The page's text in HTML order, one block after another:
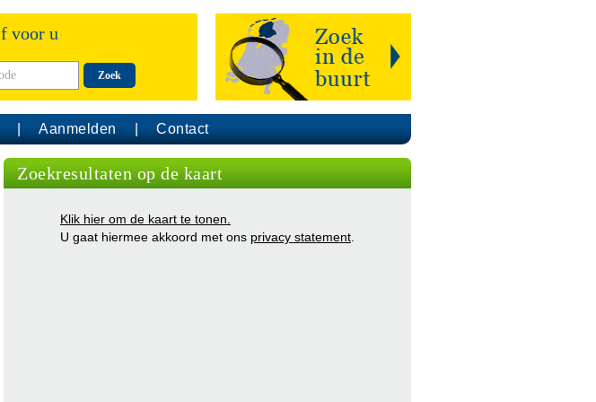
voor u
Zoek
Aanmelden Contact
Zoekresultaten op de kaart
Klik hier om de kaart te tonen.
U gaat hiermee akkoord met ons privacy statement